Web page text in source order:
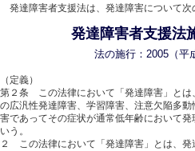
発達障害者支援法は、発達障害について次
発達障害者支援法
法の施行：2005（平
（定義）
第２条 この法律において「発達障害」とは
の広汎性発達障害、学習障害、注意欠陥多
害であってその症状が通常低年齢において
いう。
２ この法律において「発達障害」とは、発